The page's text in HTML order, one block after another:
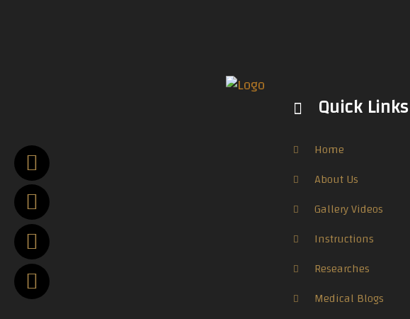
Quick Links
Home
About Us
Gallery Videos
Instructions
Researches
Medical Blogs